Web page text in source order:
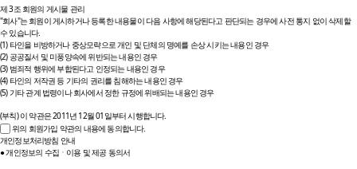
제 3조 회원의 게시물 관리
"회사"는 회원이 게시하거나 등록한 내용물이 다음 사항에 해당된다고 판단되는 경우에 사전 통지 없이 삭제할
수 있습니다.
(1) 타인을 비방하거나 중상모략으로 개인 및 단체의 명예를 손상 시키는 내용인 경우
(2) 공공질서 및 미풍양속에 위반되는 내용인 경우
(3) 범죄적 행위에 부합된다고 인정되는 내용인 경우
(4) 타인의 저작권 등 기타의 권리를 침해하는 내용인 경우
(5) 기타 관계 법령이나 회사에서 정한 규정에 위배되는 내용인 경우
(부칙) 이 약관은 2011년 12월 01일부터 시행합니다.
위의 회원가입 약관의 내용에 동의합니다.
개인정보처리방침 안내
● 개인정보의 수집ㆍ이용 및 제공 동의서